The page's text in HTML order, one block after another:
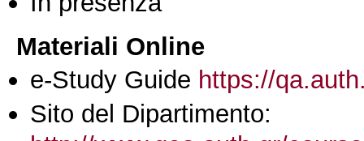
Materiali Online
e-Study Guide https://
Sito del Dipartimento: